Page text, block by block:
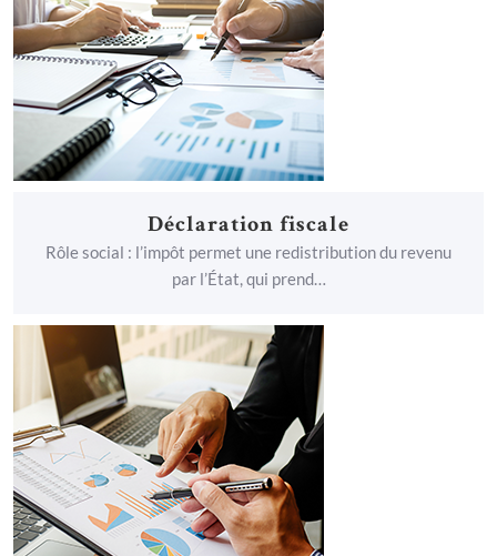
Déclaration fiscale
Rôle social : l’impôt permet une redistribution du revenu
par l’État, qui prend…